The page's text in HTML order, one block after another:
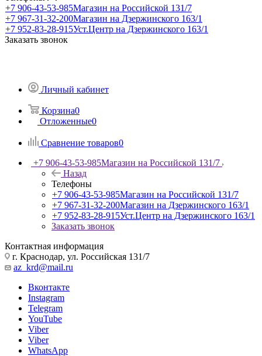
+7 906-43-53-985Магазин на Российской 131/7
+7 967-31-32-200Магазин на Дзержинского 163/1
+7 952-83-28-915Уст.Центр на Дзержинского 163/1
Заказать звонок
Личный кабинет
Корзина0
Отложенные0
Сравнение товаров0
+7 906-43-53-985Магазин на Российской 131/7
Назад
Телефоны
+7 906-43-53-985Магазин на Российской 131/7
+7 967-31-32-200Магазин на Дзержинского 163/1
+7 952-83-28-915Уст.Центр на Дзержинского 163/1
Заказать звонок
Контактная информация
г. Краснодар, ул. Российская 131/7
az_krd@mail.ru
Вконтакте
Instagram
Telegram
YouTube
Viber
Viber
WhatsApp